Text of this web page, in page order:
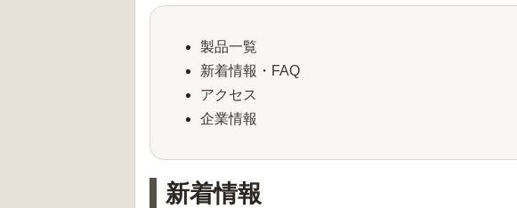
製品一覧
新着情報・FAQ
アクセス
企業情報
新着情報